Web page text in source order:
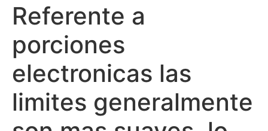
Referente a
porciones
electronicas las
limites generalmente